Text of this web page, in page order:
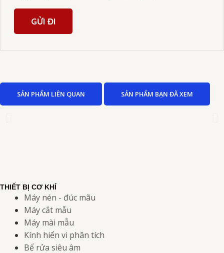
SẢN PHẨM LIÊN QUAN SẢN PHẨM BẠN ĐÃ XEM
THIẾT BỊ CƠ KHÍ
Máy nén - đúc mãu
Máy cắt mẫu
Máy mài mẫu
Kính hiển vi phân tích
Bể rửa siêu âm